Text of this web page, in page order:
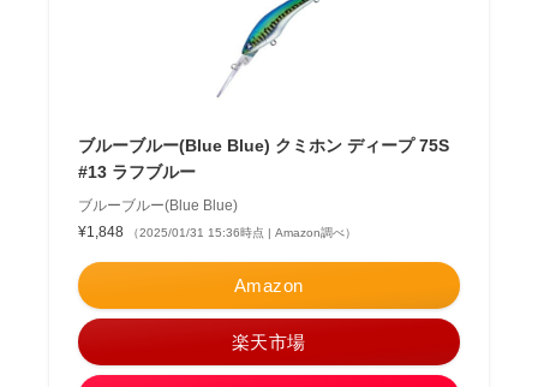
ブルーブルー(Blue Blue) クミホン ディープ 75S
#13 ラフブルー
ブルーブルー(Blue Blue)
¥1,848
（2025/01/31 15:36時点 | Amazon調べ）
Amazon
楽天市場